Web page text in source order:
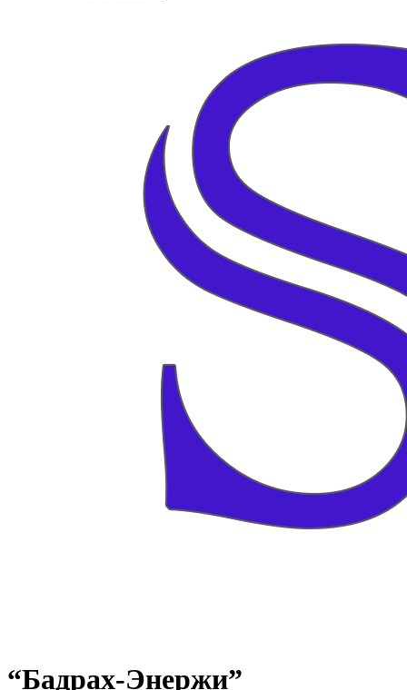
“Бадрах-Энержи”